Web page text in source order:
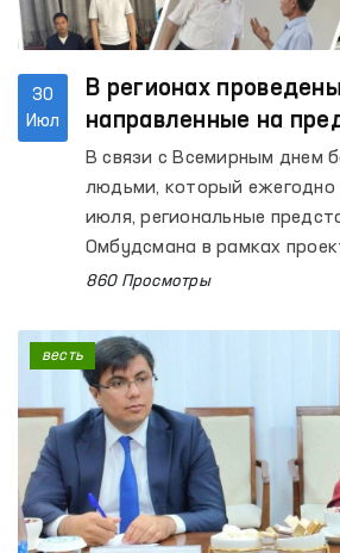
30
Июл
В регионах
направленные на
торговли людьми и
миграции
В связи с Всемирным днем
людьми, который ежегодно
июля, региональные
Омбудсмана в рамках
Омбудсмана» провели в
Навоийской, Наманганской,
Самаркандской,
Ташкентской и Хорезмской
мероприятия,
правовой осведомленности
молодежи.
860 Просмотры
весть